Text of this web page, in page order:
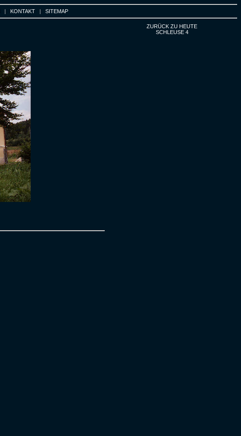
| KONTAKT | SITEMAP
ZURÜCK ZU HEUTE
SCHLEUSE 4